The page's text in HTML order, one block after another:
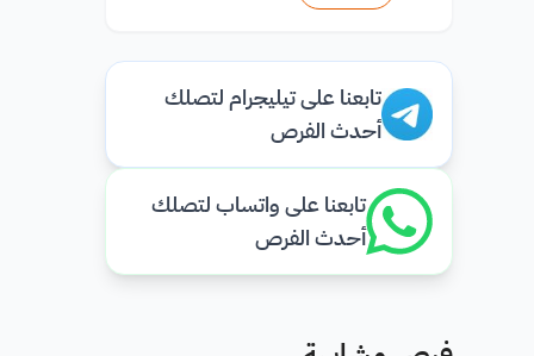
تابعنا على تيليجرام لتصلك
أحدث الفرص
تابعنا على واتساب لتصلك
أحدث الفرص